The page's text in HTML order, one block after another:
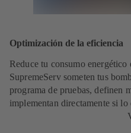
Optimización de la eficiencia
Reduce tu consumo
SupremeServ someten tus
programa de pruebas, definen
implementan directamente si lo